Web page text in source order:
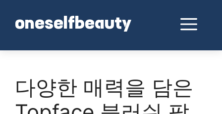
contentoneselfbeauty
다양한 매력을 담은